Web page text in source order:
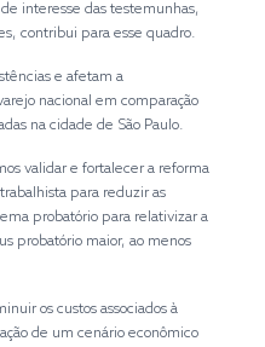
interesse das testemunhas,
contribui para esse quadro.
e afetam a
nacional em comparação
na cidade de São Paulo.
validar e fortalecer a reforma
para reduzir as
probatório para relativizar a
probatório maior, ao menos
os custos associados à
de um cenário econômico